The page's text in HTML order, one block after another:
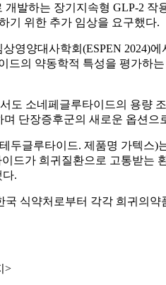
발하는 장기지속형 GLP-2
기 위한 추가 임상을 요구했다.
영양대사학회(ESPEN 2024)
의 약동학적 특성을 평가하
도 소네페글루타이드의 용량
단장증후군의 새로운 옵션
두글루타이드. 제품명 가텍
드가 희귀질환으로 고통받
.
식약처로부터 각각 희귀의
>